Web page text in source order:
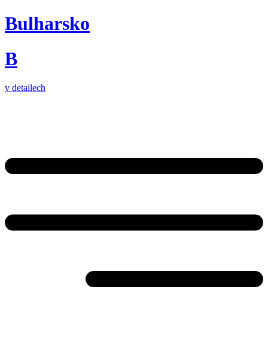
Bulharsko
B
v detailech